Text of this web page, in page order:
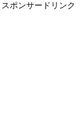
スポンサードリンク